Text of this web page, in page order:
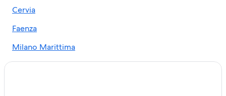
Cervia
Faenza
Milano Marittima